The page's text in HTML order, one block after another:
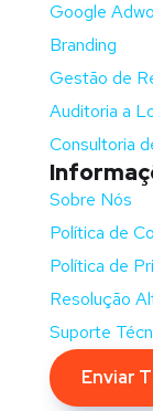
Google
Branding
Gestão de
Auditoria a
Consultoria
Sobre Nós
Política de
Política de
Resolução
Suporte
Enviar